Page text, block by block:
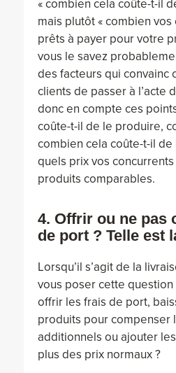
« combien cela coûte-t-il
mais plutôt « combien vos
prêts à payer pour votre
vous le savez
des facteurs qui convainc
clients de passer à l’acte
donc en compte ces
coûte-t-il de le produire,
combien cela coûte-t-il
quels prix vos
produits comparables.
4. Offrir ou ne pas
de port ? Telle est
Lorsqu’il s’agit de la
vous poser cette
offrir les frais de port,
produits pour compenser
additionnels ou ajouter
plus des prix normaux ?